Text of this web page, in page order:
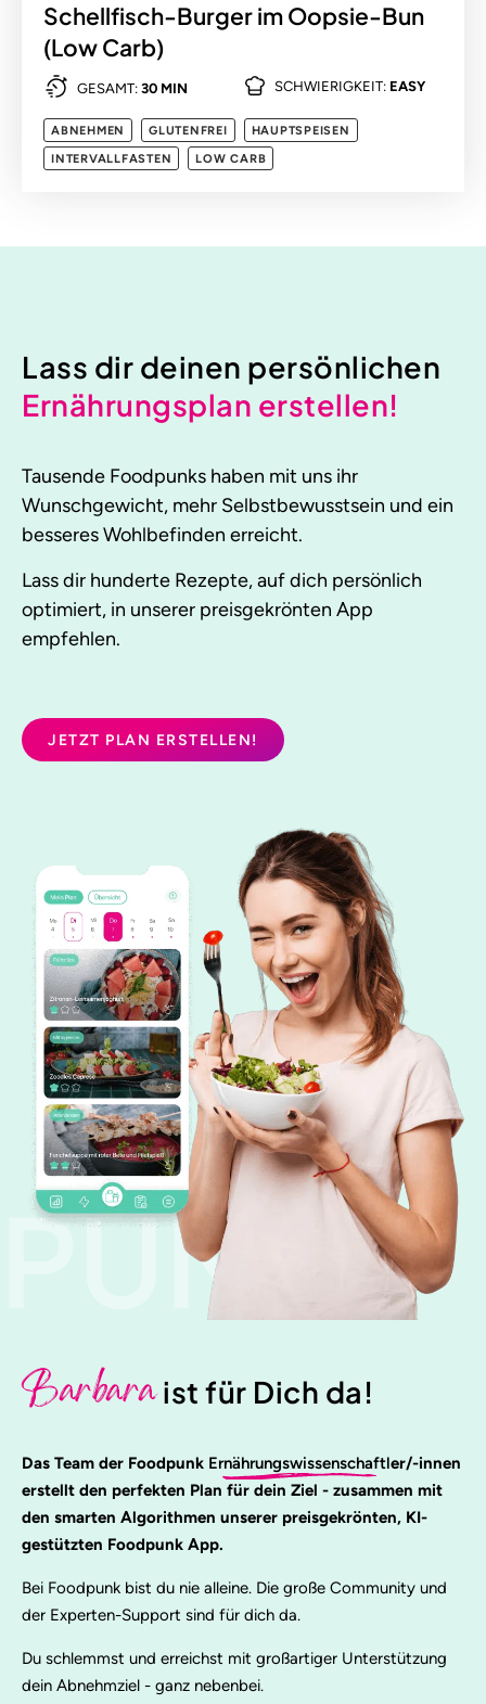
Schellfisch-Burger im Oopsie-Bun
(Low Carb)
GESAMT: 30 MIN SCHWIERIGKEIT: EASY
ABNEHMEN GLUTENFREI
HAUPTSPEISEN
INTERVALLFASTEN
LOW CARB
PUNK
Lass dir deinen persönlichen
Ernährungsplan erstellen!
Tausende Foodpunks haben mit uns ihr
Wunschgewicht, mehr Selbstbewusstsein und ein
besseres Wohlbefinden erreicht.
Lass dir hunderte Rezepte, auf dich persönlich
optimiert, in unserer preisgekrönten App
empfehlen.
JETZT PLAN ERSTELLEN!
Barbaraist für Dich da!
Das Team der Foodpunk Ernährungswissenschaftler/-innen
erstellt den perfekten Plan für dein Ziel - zusammen mit
den smarten Algorithmen unserer preisgekrönten, KI-
gestützten Foodpunk App.
Bei Foodpunk bist du nie alleine. Die große Community und
der Experten-Support sind für dich da.
Du schlemmst und erreichst mit großartiger Unterstützung
dein Abnehmziel - ganz nebenbei.